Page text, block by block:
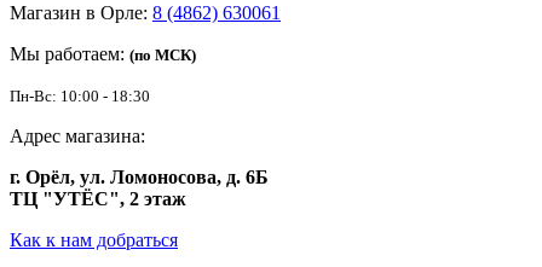
Магазин в Орле: 8 (4862) 630061
Мы работаем: (по МСК)
Пн-Вс: 10:00 - 18:30
Адрес магазина:
г. Орёл, ул. Ломоносова, д. 6Б
ТЦ "УТЁС", 2 этаж
Как к нам добраться